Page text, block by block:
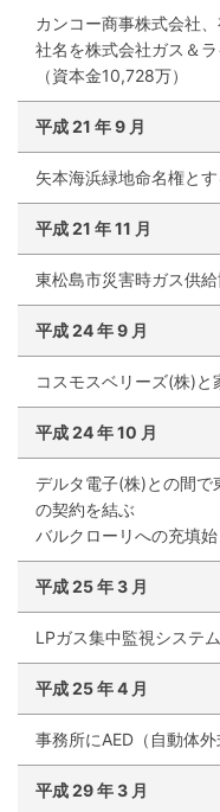
カンコー商事株式会社
社名を株式会社ガス＆
（資本金10,728万）
平成21 年9 月
矢本海浜緑地命名権とす
平成21 年11 月
東松島市災害時ガス供
平成24年9 月
コスモスベリーズ(株)と
平成24年10 月
デルタ電子(株)との間で
の契約を結ぶ
バルクローリへの充填始
平成25年3 月
LPガス集中監視システ
平成25年4 月
事務所にAED（自動体
平成29年3 月